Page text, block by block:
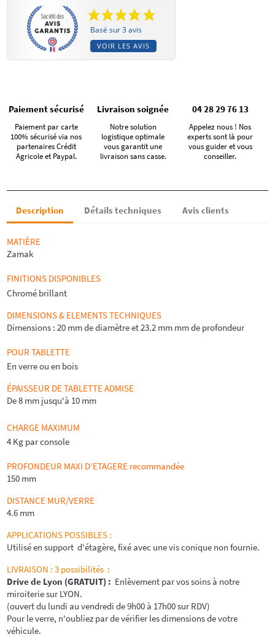
Basé sur 3 avis
VOIR LES AVIS
Paiement sécurisé
Paiement par carte
100% sécurisé via nos
partenaires Crédit
Agricole et Paypal.
Livraison soignée
Notre solution
logistique optimale
vous garantit une
livraison sans casse.
04 28 29 76 13
Appelez nous ! Nos
experts sont là pour
vous guider et vous
conseiller.
Description Détails techniques Avis clients
MATIÈRE
Zamak
FINITIONS DISPONIBLES
Chromé brillant
DIMENSIONS & ELEMENTS TECHNIQUES
Dimensions : 20 mm de diamètre et 23.2 mm mm de profondeur
POUR TABLETTE
En verre ou en bois
ÉPAISSEUR DE TABLETTE ADMISE
De 8 mm jusqu'à 10 mm
CHARGE MAXIMUM
4 Kg par console
PROFONDEUR MAXI D'ETAGERE recommandée
150 mm
DISTANCE MUR/VERRE
4.6 mm
APPLICATIONS POSSIBLES :
Utilisé en support d'étagère, fixé avec une vis conique non fournie.
LIVRAISON : 3 possibilités :
Drive de Lyon (GRATUIT) : Enlèvement par vos soins à notre
miroiterie sur LYON.
(ouvert du lundi au vendredi de 9h00 à 17h00 sur RDV)
Pour le verre, n'oubliez par de vérifier les dimensions de votre
véhicule.